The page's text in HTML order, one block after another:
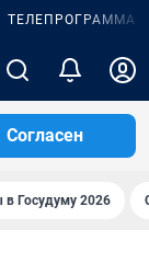
ТЕЛЕПРОГРАММА
Согласен
Госудуму 2026